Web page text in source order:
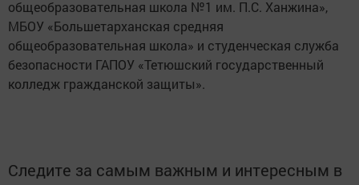
общеобразовательная школа №1 им. П.С. Ханжина»,
МБОУ «Большетарханская средняя
общеобразовательная школа» и студенческая служба
безопасности ГАПОУ «Тетюшский государственный
колледж гражданской защиты».
Следите за самым важным и интересным в